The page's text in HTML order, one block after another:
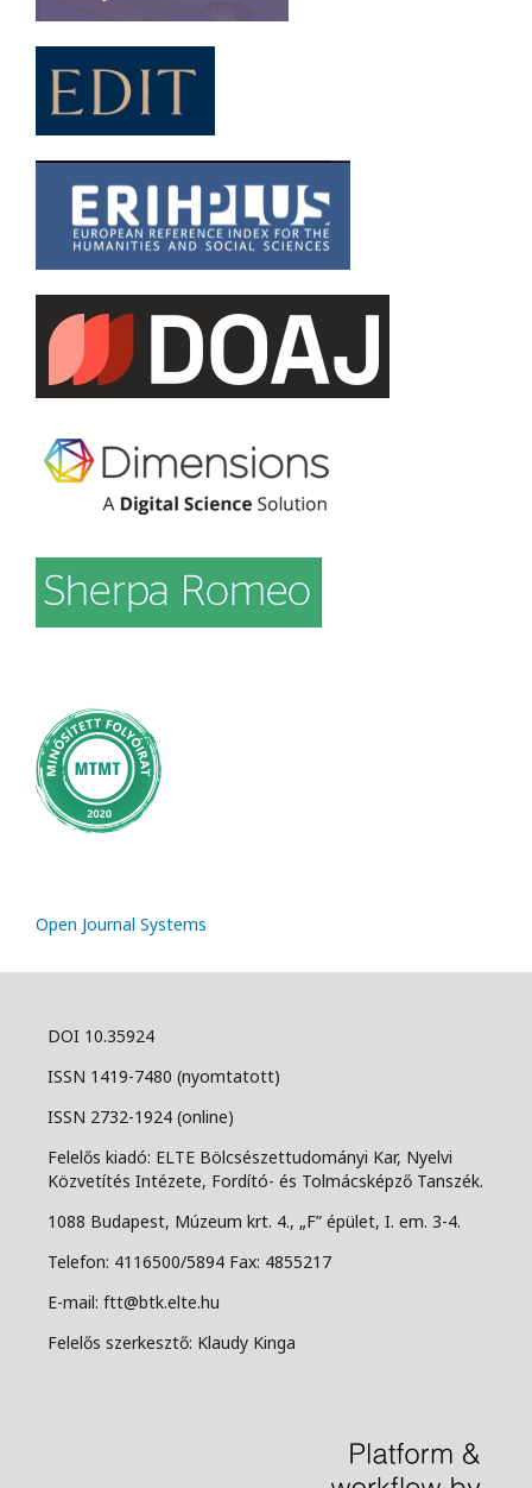
Open Journal Systems
DOI 10.35924
ISSN 1419-7480 (nyomtatott)
ISSN 2732-1924 (online)
Felelős kiadó: ELTE Bölcsészettudományi Kar, Nyelvi
Közvetítés Intézete, Fordító- és Tolmácsképző Tanszék.
1088 Budapest, Múzeum krt. 4., „F” épület, I. em. 3-4.
Telefon: 4116500/5894 Fax: 4855217
E-mail: ftt@btk.elte.hu
Felelős szerkesztő: Klaudy Kinga